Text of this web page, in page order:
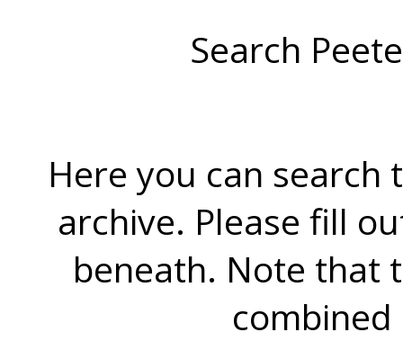
Search
Here you can search
archive. Please fill
beneath. Note that
combined